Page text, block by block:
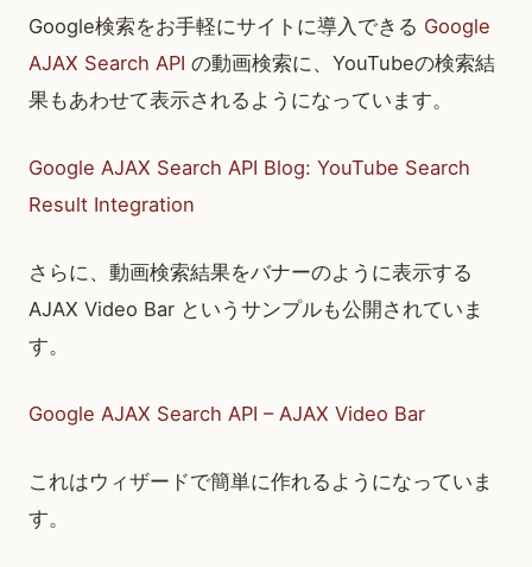
Google検索をお手軽にサイトに導入できる Google
AJAX Search API の動画検索に、YouTubeの検索結
果もあわせて表示されるようになっています。
Google AJAX Search API Blog: YouTube Search
Result Integration
さらに、動画検索結果をバナーのように表示する
AJAX Video Bar というサンプルも公開されていま
す。
Google AJAX Search API – AJAX Video Bar
これはウィザードで簡単に作れるようになっていま
す。